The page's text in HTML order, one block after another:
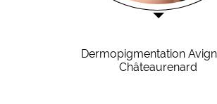
Dermopigmentation
Châteaurenard